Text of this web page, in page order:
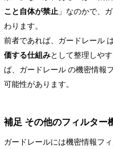
こと自体が禁止 」なのかで、
わります。
前者であれば、ガードレール
価する仕組みとして整理しや
ば、ガードレール の機密情報
可能性があります。
補足 その他のフィルター
ガードレールには機密情報フ